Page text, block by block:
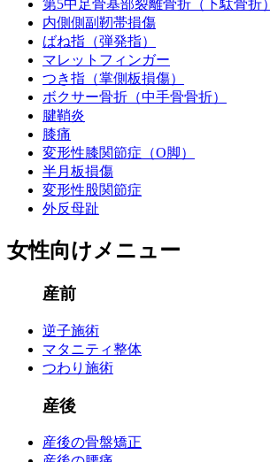
第5中足骨基部裂離骨折（下駄骨折）
内側側副靭帯損傷
ばね指（弾発指）
マレットフィンガー
つき指（掌側板損傷）
ボクサー骨折（中手骨骨折）
腱鞘炎
膝痛
変形性膝関節症（O脚）
半月板損傷
変形性股関節症
外反母趾
女性向けメニュー
産前
逆子施術
マタニティ整体
つわり施術
産後
産後の骨盤矯正